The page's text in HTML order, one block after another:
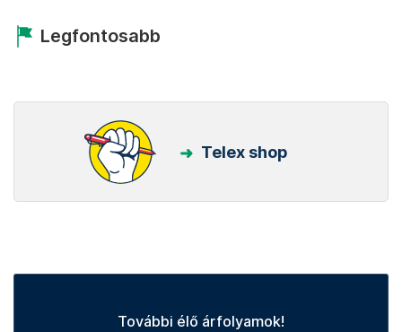
Legfontosabb
Telex shop
További élő árfolyamok!